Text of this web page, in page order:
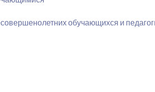
обучающихся и